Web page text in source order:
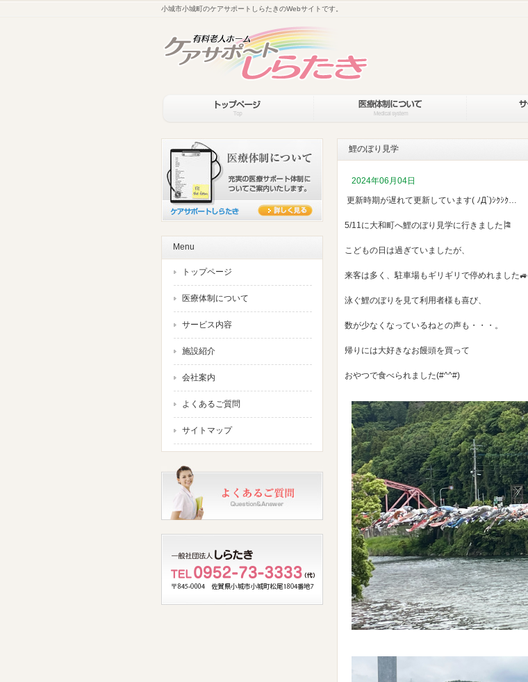
小城市小城町のケアサポートしらたきのWebサイトです。
鯉のぼり見学
2024年06月04日
更新時期が遅れて更新しています( ﾉД`)ｼｸｼｸ…
5/11に大和町へ鯉のぼり見学に行きました🎏
こどもの日は過ぎていましたが、
来客は多く、駐車場もギリギリで停めれました🚙
泳ぐ鯉のぼりを見て利用者様も喜び、
数が少なくなっているねとの声も・・・。
帰りには大好きなお饅頭を買って
おやつで食べられました(#^^#)
Menu
トップページ
医療体制について
サービス内容
施設紹介
会社案内
よくあるご質問
サイトマップ